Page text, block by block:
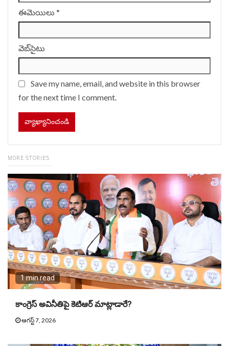
ఈమెయిలు *
వెబ్‌సైటు
Save my name, email, and website in this browser
for the next time I comment.
MORE STORIES
1 min read
కాంగ్రెస్ అవినీతిపై కెటిఆర్ మాట్లాడారే?
ఆగస్ట్ 7, 2026